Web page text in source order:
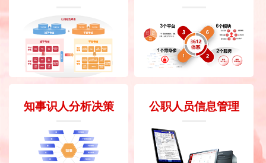
知事识人分析决策 公职人员信息管理